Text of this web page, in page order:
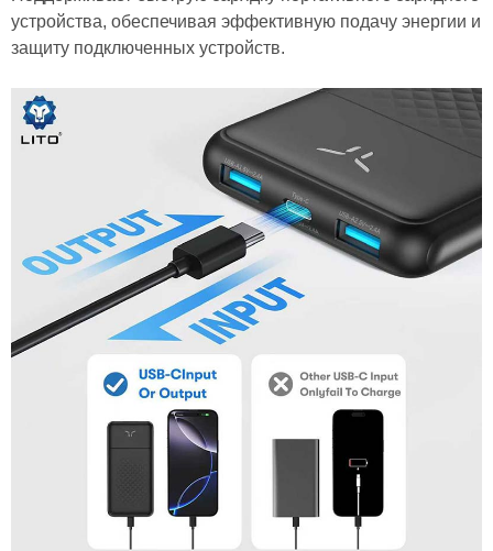
устройства, обеспечивая эффективную подачу энергии и
защиту подключенных устройств.